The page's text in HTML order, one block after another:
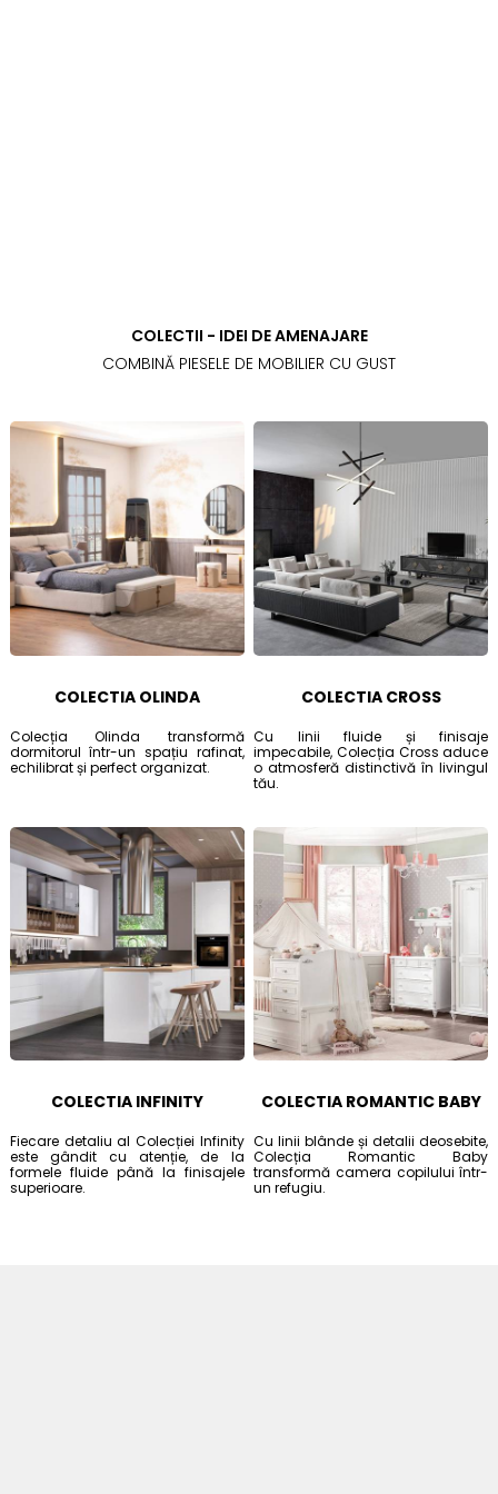
COLECTII - IDEI DE AMENAJARE
COMBINĂ PIESELE DE MOBILIER CU GUST
COLECTIA OLINDA
Colecția Olinda transformă
dormitorul într-un spațiu rafinat,
echilibrat și perfect organizat.
COLECTIA CROSS
Cu linii fluide și finisaje
impecabile, Colecția Cross aduce
o atmosferă distinctivă în livingul
tău.
COLECTIA INFINITY
Fiecare detaliu al Colecției Infinity
este gândit cu atenție, de la
formele fluide până la finisajele
superioare.
COLECTIA ROMANTIC BABY
Cu linii blânde și detalii deosebite,
Colecția Romantic Baby
transformă camera copilului într-
un refugiu.